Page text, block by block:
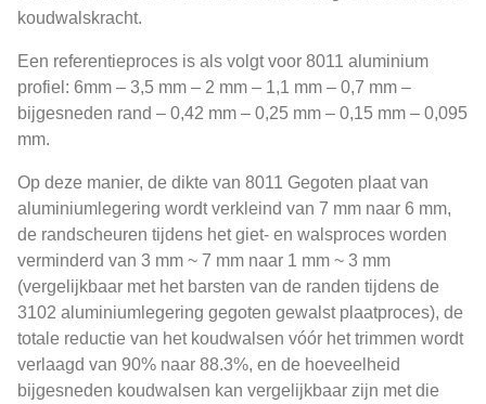
koudwalskracht.
Een referentieproces is als volgt voor 8011 aluminium
profiel: 6mm – 3,5 mm – 2 mm – 1,1 mm – 0,7 mm –
bijgesneden rand – 0,42 mm – 0,25 mm – 0,15 mm – 0,095
mm.
Op deze manier, de dikte van 8011 Gegoten plaat van
aluminiumlegering wordt verkleind van 7 mm naar 6 mm,
de randscheuren tijdens het giet- en walsproces worden
verminderd van 3 mm ~ 7 mm naar 1 mm ~ 3 mm
(vergelijkbaar met het barsten van de randen tijdens de
3102 aluminiumlegering gegoten gewalst plaatproces), de
totale reductie van het koudwalsen vóór het trimmen wordt
verlaagd van 90% naar 88.3%, en de hoeveelheid
bijgesneden koudwalsen kan vergelijkbaar zijn met die